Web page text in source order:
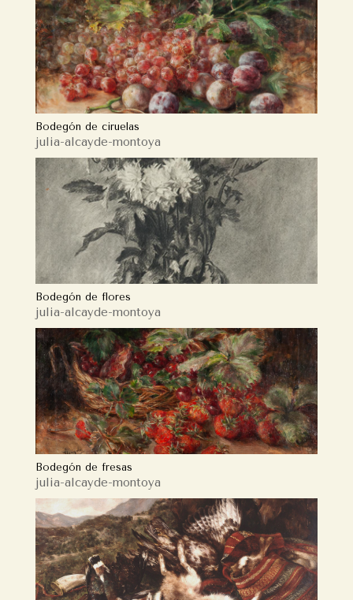
Bodegón de ciruelas
julia-alcayde-montoya
Bodegón de flores
julia-alcayde-montoya
Bodegón de fresas
julia-alcayde-montoya